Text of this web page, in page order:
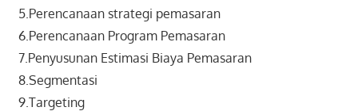
5.Perencanaan strategi pemasaran
6.Perencanaan Program Pemasaran
7.Penyusunan Estimasi Biaya Pemasaran
8.Segmentasi
9.Targeting